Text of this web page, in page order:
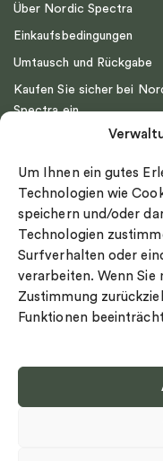
Um Ihnen ein gutes
Technologien wie
speichern und/oder
Technologien
Surfverhalten oder
verarbeiten. Wenn Sie
Zustimmung
Funktionen
Über Nordic Spectra
Einkaufsbedingungen
Umtausch und Rückgabe
Kaufen Sie sicher bei
Spectra ein
Impressum
Ringgröße
Widerrufsrecht
Cookie-policy
Sekretesspolicy